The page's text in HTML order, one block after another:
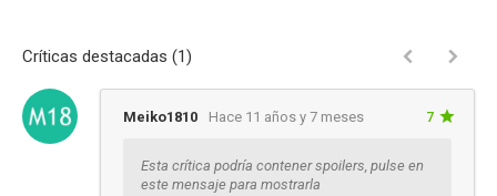
Críticas destacadas (1)
Meiko1810 Hace 11 años y 7 meses 7
Esta crítica podría contener spoilers, pulse en
este mensaje para mostrarla